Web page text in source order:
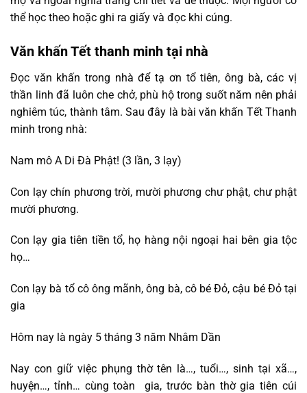
thể học theo hoặc ghi ra giấy và đọc khi cúng.
Văn khấn Tết thanh minh tại nhà
Đọc văn khấn trong nhà để tạ ơn tổ tiên, ông bà, các vị
thần linh đã luôn che chở, phù hộ trong suốt năm nên phải
nghiêm túc, thành tâm. Sau đây là bài văn khấn Tết Thanh
minh trong nhà:
Nam mô A Di Đà Phật! (3 lần, 3 lạy)
Con lạy chín phương trời, mười phương chư phật, chư phật
mười phương.
Con lạy gia tiên tiền tổ, họ hàng nội ngoại hai bên gia tộc
họ…
Con lạy bà tổ cô ông mãnh, ông bà, cô bé Đỏ, cậu bé Đỏ tại
gia
Hôm nay là ngày 5 tháng 3 năm Nhâm Dần
Nay con giữ việc phụng thờ tên là…, tuổi…, sinh tại xã…,
huyện…, tỉnh… cùng toàn gia, trước bàn thờ gia tiên cúi